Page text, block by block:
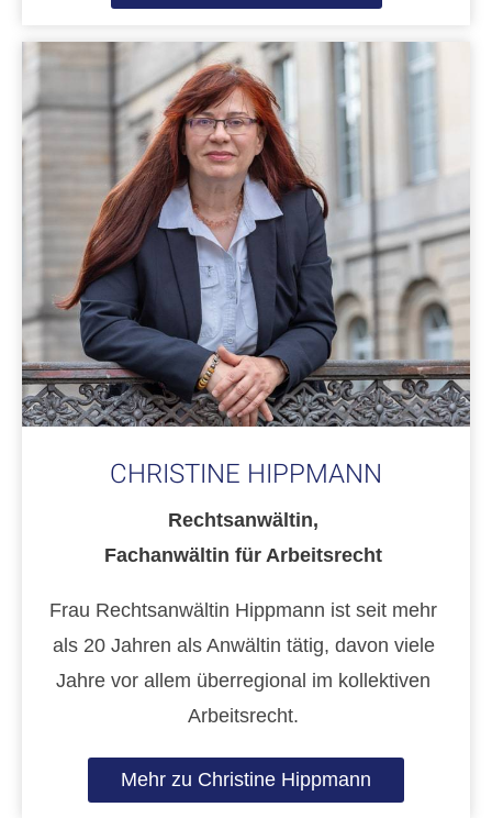
CHRISTINE HIPPMANN
Rechtsanwältin,
Fachanwältin für Arbeitsrecht
Frau Rechtsanwältin Hippmann ist seit mehr
als 20 Jahren als Anwältin tätig, davon viele
Jahre vor allem überregional im kollektiven
Arbeitsrecht.
Mehr zu Christine Hippmann